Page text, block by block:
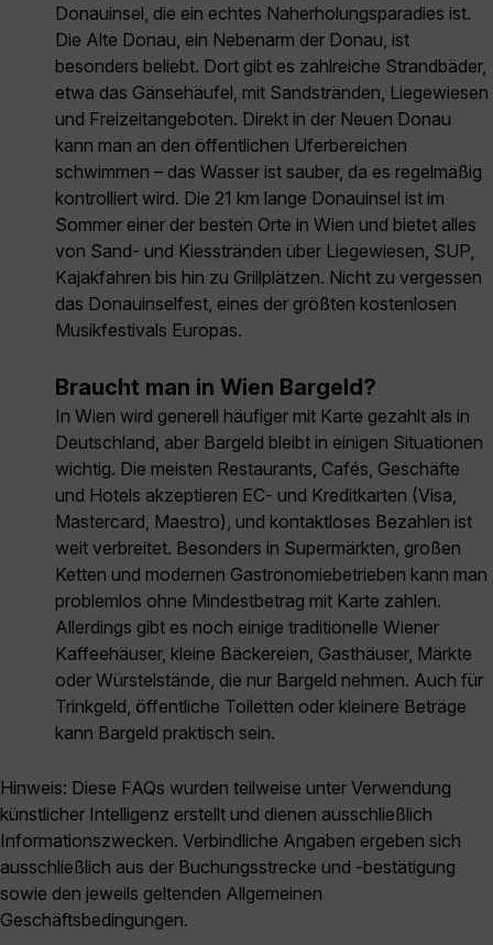
Donauinsel, die ein echtes Naherholungsparadies ist.
Die Alte Donau, ein Nebenarm der Donau, ist
besonders beliebt. Dort gibt es zahlreiche Strandbäder,
etwa das Gänsehäufel, mit Sandstränden, Liegewiesen
und Freizeitangeboten. Direkt in der Neuen Donau
kann man an den öffentlichen Uferbereichen
schwimmen – das Wasser ist sauber, da es regelmäßig
kontrolliert wird. Die 21 km lange Donauinsel ist im
Sommer einer der besten Orte in Wien und bietet alles
von Sand- und Kiesstränden über Liegewiesen, SUP,
Kajakfahren bis hin zu Grillplätzen. Nicht zu vergessen
das Donauinselfest, eines der größten kostenlosen
Musikfestivals Europas.
Braucht man in Wien Bargeld?
In Wien wird generell häufiger mit Karte gezahlt als in
Deutschland, aber Bargeld bleibt in einigen Situationen
wichtig. Die meisten Restaurants, Cafés, Geschäfte
und Hotels akzeptieren EC- und Kreditkarten (Visa,
Mastercard, Maestro), und kontaktloses Bezahlen ist
weit verbreitet. Besonders in Supermärkten, großen
Ketten und modernen Gastronomiebetrieben kann man
problemlos ohne Mindestbetrag mit Karte zahlen.
Allerdings gibt es noch einige traditionelle Wiener
Kaffeehäuser, kleine Bäckereien, Gasthäuser, Märkte
oder Würstelstände, die nur Bargeld nehmen. Auch für
Trinkgeld, öffentliche Toiletten oder kleinere Beträge
kann Bargeld praktisch sein.
Hinweis: Diese FAQs wurden teilweise unter Verwendung
künstlicher Intelligenz erstellt und dienen ausschließlich
Informationszwecken. Verbindliche Angaben ergeben sich
ausschließlich aus der Buchungsstrecke und -bestätigung
sowie den jeweils geltenden Allgemeinen
Geschäftsbedingungen.